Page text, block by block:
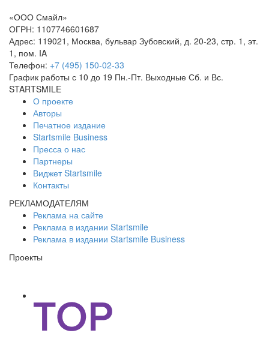
«ООО Смайл»
ОГРН: 1107746601687
Адрес: 119021, Москва, бульвар Зубовский, д. 20-23, стр. 1, эт.
1, пом. IA
Телефон: +7 (495) 150-02-33
График работы с 10 до 19 Пн.-Пт. Выходные Сб. и Вс.
STARTSMILE
О проекте
Авторы
Печатное издание
Startsmile Business
Пресса о нас
Партнеры
Виджет Startsmile
Контакты
РЕКЛАМОДАТЕЛЯМ
Реклама на сайте
Реклама в издании Startsmile
Реклама в издании Startsmile Business
Проекты